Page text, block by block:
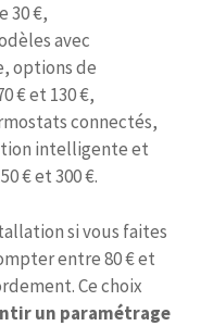
30 €,
avec
options de
€ et 130 €,
connectés,
intelligente et
€ et 300 €.
si vous faites
entre 80 € et
Ce choix
un paramétrage